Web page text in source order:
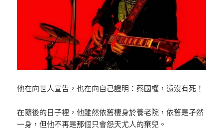
他在向世人宣告，也在向自己證明：蔡國權，還沒有死！
在隨後的日子裡，他雖然依舊棲身於養老院，依舊是孑然
一身，但他不再是那個只會怨天尤人的棄兒。